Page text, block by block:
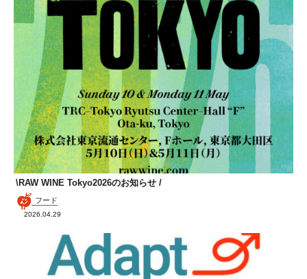
\RAW WINE Tokyo2026のお知らせ /
フード
2026.04.29